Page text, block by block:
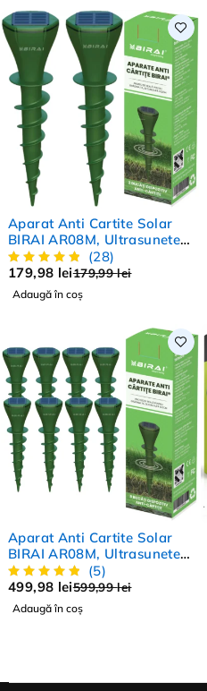
-0%
HOT
Aparat Anti Cartite Solar
BIRAI AR08M, Ultrasunete
Gradina, Set 2 Buc, IP65,
Anti Rozatoare, Protectie
Gradina Totala 350 mp2
(28)
179,99lei
179,98 lei
Adaugă în coș
-17%
Aparat Anti Cartite Solar
BIRAI AR08M, Ultrasunete
Gradina, Set 8 Buc, IP65,
Anti Rozatoare, Protectie
Gradina Totala 1400 mp2
(5)
599,99lei
499,98 lei
Adaugă în coș